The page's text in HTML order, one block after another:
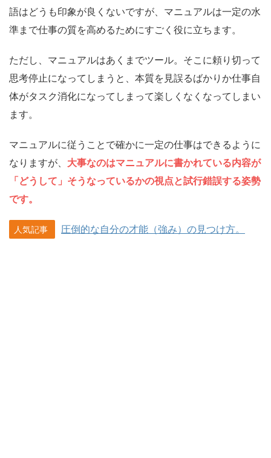
語はどうも印象が良くないですが、 マニュアルは一定の水
準まで仕事の質を高めるためにすごく役に立ちます。
ただし、マニュアルはあくまでツール。そこに頼り切って
思考停止になってしまうと、本質を見誤るばかりか仕事自
体がタスク消化になってしまって楽しくなくなってしまい
ます。
マニュアルに従うことで確かに一定の仕事はできるように
なりますが、 大事なのはマニュアルに書かれている内容が
「どうして」そうなっているかの視点と試行錯誤する姿勢
です。
人気記事 圧倒的な自分の才能（強み）の見つけ方。